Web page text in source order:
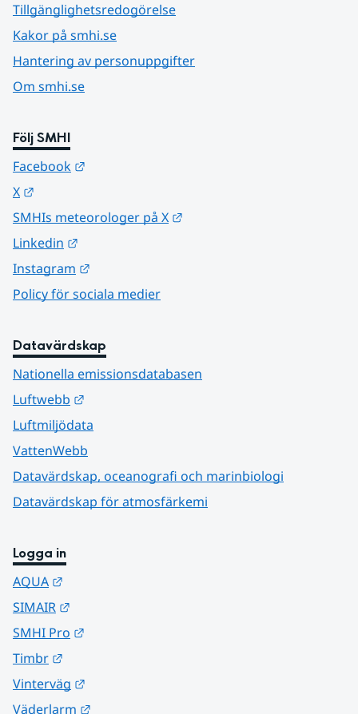
Tillgänglighetsredogörelse
Kakor på smhi.se
Hantering av personuppgifter
Om smhi.se
Följ SMHI
Facebook
X
SMHIs meteorologer på X
Linkedin
Instagram
Policy för sociala medier
Datavärdskap
Nationella emissionsdatabasen
Luftwebb
Luftmiljödata
VattenWebb
Datavärdskap, oceanografi och marinbiologi
Datavärdskap för atmosfärkemi
Logga in
AQUA
SIMAIR
SMHI Pro
Timbr
Vinterväg
Väderlarm